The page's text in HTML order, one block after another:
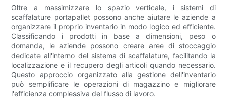
Oltre a massimizzare lo spazio verticale, i sistemi di
scaffalature portapallet possono anche aiutare le aziende a
organizzare il proprio inventario in modo logico ed efficiente.
Classificando i prodotti in base a dimensioni, peso o
domanda, le aziende possono creare aree di stoccaggio
dedicate all'interno del sistema di scaffalature, facilitando la
localizzazione e il recupero degli articoli quando necessario.
Questo approccio organizzato alla gestione dell'inventario
può semplificare le operazioni di magazzino e migliorare
l'efficienza complessiva del flusso di lavoro.